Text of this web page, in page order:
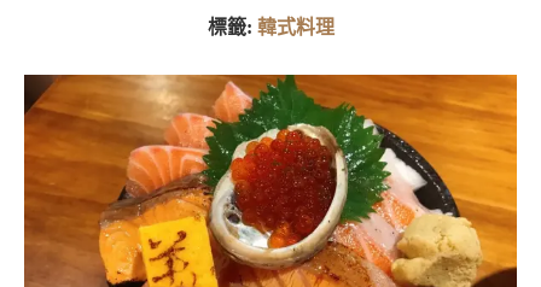
標籤: 韓式料理